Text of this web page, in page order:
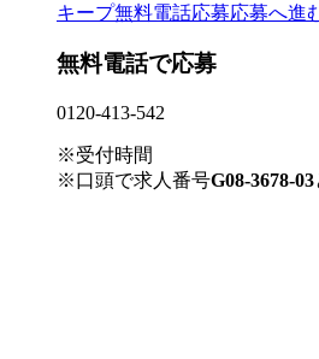
キープ無料電話応募応募へ進
無料電話で応募
0120-413-542
※受付時間
※口頭で求人番号G08-3678-03